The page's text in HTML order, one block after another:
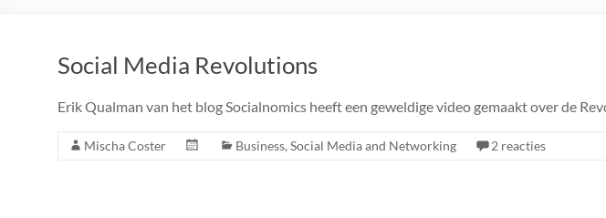
Social Media Revolutions
Erik Qualman van het blog Socialnomics heeft een geweldige video gemaakt over de
Mischa Coster Business, Social Media and Networking 2 reacties